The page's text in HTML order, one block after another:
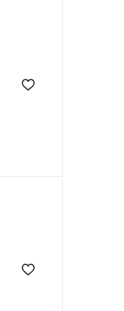
Ajouter à la
Ajouter à la